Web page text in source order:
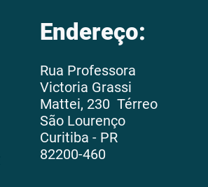
Endereço:
Rua Professora
Victoria Grassi
Mattei, 230 Térreo
São Lourenço
Curitiba - PR
82200-460